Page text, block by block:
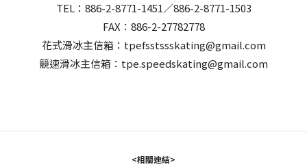
TEL：886-2-8771-1451／886-2-8771-1503
FAX：886-2-27782778
花式滑冰主信箱：tpefsstssskating@gmail.com
競速滑冰主信箱：tpe.speedskating@gmail.com
<相關連結>